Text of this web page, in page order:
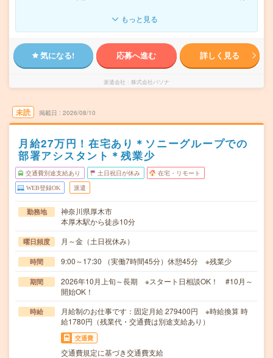
もっと見る
気になる! 応募へ進む 詳しく見る
派遣会社 株式会社パソナ
未読 掲載日 2026/08/10
月給27万円！在宅あり＊ソニーグループでの
部署アシスタント＊残業少
交通費別途支給あり 土日祝日が休み 在宅・リモート
WEB登録OK 派遣
勤務地
神奈川県厚木市
本厚木駅から徒歩10分
曜日頻度 月～金（土日祝休み）
時間 9:00～17:30 （実働7時間45分）休憩45分 ※残業少
期間
2026年10月上旬～長期 ※スタート日相談OK！ #10月～
開始OK！
時給
月給制のお仕事です：固定月給 279400円 ※時給換算 時
給1780円（残業代・交通費は別途支給あり）
交通費
交通費規定に基づき交通費支給